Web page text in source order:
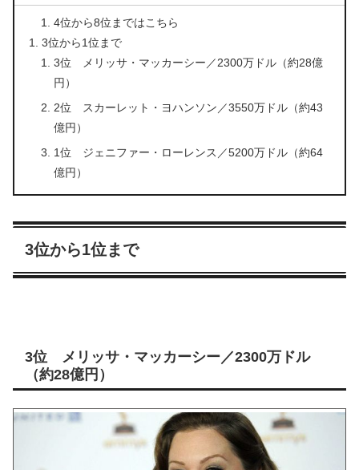
4位から8位まではこちら
3位から1位まで
3位 メリッサ・マッカーシー／2300万ドル（約28億
円）
2位 スカーレット・ヨハンソン／3550万ドル（約43
億円）
1位 ジェニファー・ローレンス／5200万ドル（約64
億円）
3位から1位まで
3位 メリッサ・マッカーシー／2300万ドル
（約28億円）